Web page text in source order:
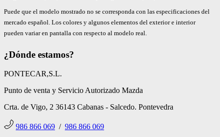
Puede que el modelo mostrado no se corresponda con las especificaciones del
mercado español. Los colores y algunos elementos del exterior e interior
pueden variar en pantalla con respecto al modelo real.
¿Dónde estamos?
PONTECAR,S.L.
Punto de venta y Servicio Autorizado Mazda
Crta. de Vigo, 2 36143 Cabanas - Salcedo. Pontevedra
986 866 069 / 986 866 069